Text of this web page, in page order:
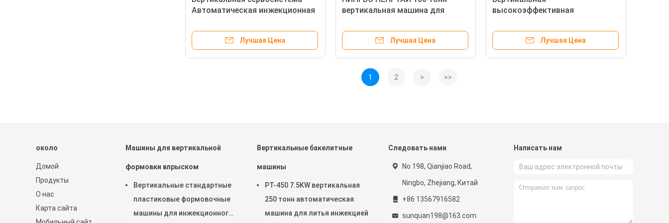
Автоматическая инжекционная
светодиодных светодиодных
Лучшая Цена
вертикальная машина для
инжекции
Лучшая Цена
высокоэффективная
пластиковая инжекционная
Лучшая Цена
1 2 > >>
около
Домой
Продукты
О нас
Карта сайта
Машины для вертикальной
формовки впрыском
Вертикальные стандартные
пластиковые формовочные
машины для инжекционного
Вертикальные бакелитные
машины
PT-450 7.5KW вертикальная
250 тонн автоматическая
машина для литья инжекцией
Следовать нами
No 198, Qianjiao Road,
Ningbo, Zhejiang, Китай
+86 13567916582
sunquan198@163.com
Написать нам